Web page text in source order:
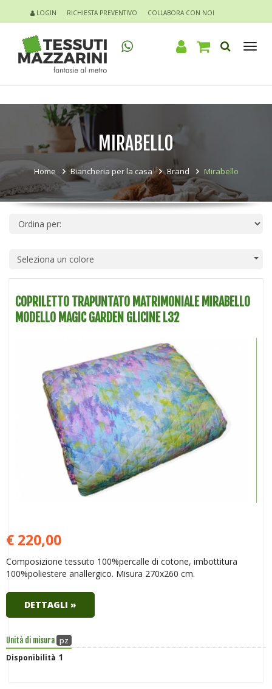
LOGIN RICHIESTA PREVENTIVO COLLABORA CON NOI
MIRABELLO
Home Biancheria per la casa Brand Mirabello
Seleziona un colore
COPRILETTO TRAPUNTATO MATRIMONIALE MIRABELLO
MODELLO MAGIC GARDEN GLICINE L32
€ 220,00
Composizione tessuto 100%percalle di cotone, imbottitura
100%poliestere anallergico. Misura 270x260 cm.
DETTAGLI »
Unità di misura pz
Disponibilità 1